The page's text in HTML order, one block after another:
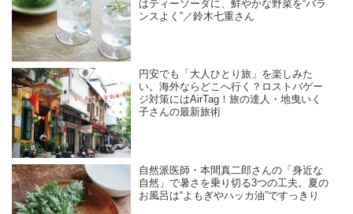
はティーソーダに、鮮やかな野菜を“バラ
ンスよく”／鈴木七重さん
円安でも「大人ひとり旅」を楽しみた
い。海外ならどこへ行く？ロストバゲー
ジ対策にはAirTag！旅の達人・地曳いく
子さんの最新旅術
自然派医師・本間真二郎さんの「身近な
自然」で暑さを乗り切る3つの工夫。夏の
お風呂は“よもぎやハッカ油”ですっきり